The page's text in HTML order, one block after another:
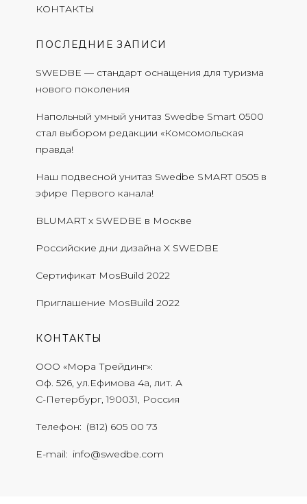
КОНТАКТЫ
ПОСЛЕДНИЕ ЗАПИСИ
SWEDBE — стандарт оснащения для туризма
нового поколения
Напольный умный унитаз Swedbe Smart 0500
стал выбором редакции «Комсомольская
правда!
Наш подвесной унитаз Swedbe SMART 0505 в
эфире Первого канала!
BLUMART x SWEDBE в Москве
Российские дни дизайна X SWEDBE
Сертификат MosBuild 2022
Приглашение MosBuild 2022
КОНТАКТЫ
ООО «Мора Трейдинг»
Оф. 526, ул.Ефимова 4а, лит. А
С-Петербург, 190031, Россия
Телефон (812) 605 00 73
E-mail info@swedbe.com